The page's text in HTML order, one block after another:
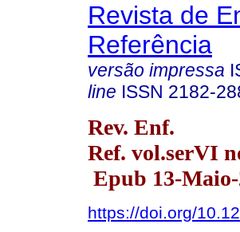
Revista de
Referência
versão impressa
line ISSN 2182-
Rev. Enf.
Ref. vol.serVI
Epub 13-Maio-
https://doi.org/